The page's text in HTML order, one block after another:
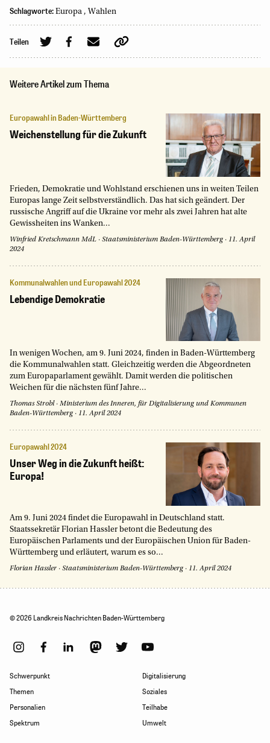
Schlagworte: Europa , Wahlen
Teilen
Weitere Artikel zum Thema
Europawahl in Baden-Württemberg
Weichenstellung für die Zukunft
Frieden, Demokratie und Wohlstand erschienen uns in weiten Teilen
Europas lange Zeit selbstverständlich. Das hat sich geändert. Der
russische Angriff auf die Ukraine vor mehr als zwei Jahren hat alte
Gewissheiten ins Wanken...
Winfried Kretschmann MdL · Staatsministerium Baden-Württemberg · 11. April
2024
Kommunalwahlen und Europawahl 2024
Lebendige Demokratie
In wenigen Wochen, am 9. Juni 2024, finden in Baden-Württemberg
die Kommunalwahlen statt. Gleichzeitig werden die Abgeordneten
zum Europaparlament gewählt. Damit werden die politischen
Weichen für die nächsten fünf Jahre...
Thomas Strobl· Ministerium des Inneren, für Digitalisierung und Kommunen
Baden-Württemberg · 11. April 2024
Europawahl 2024
Unser Weg in die Zukunft heißt:
Europa!
Am 9. Juni 2024 findet die Europawahl in Deutschland statt.
Staatssekretär Florian Hassler betont die Bedeutung des
Europäischen Parlaments und der Europäischen Union für Baden-
Württemberg und erläutert, warum es so...
Florian Hassler · Staatsministerium Baden-Württemberg · 11. April 2024
Schwerpunkt
Themen
Personalien
Spektrum
Digitalisierung
Soziales
Teilhabe
Umwelt
© 2026 Landkreis Nachrichten Baden-Württemberg